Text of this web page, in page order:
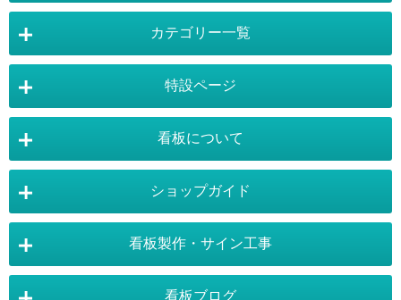
店舗詳細情報
運営会社 :株式会社トレード
〒454-0011 愛知県 名古屋市中川区山王4-5-10
TEL:052-265-7603 FAX:052-350-2662
お気軽にお問い合わせ下さい。
お問合せ
カテゴリー一覧
スタンド看板：オプション バナースタンド
自立看板 フロアサイン／路面表示
壁面看板
ポスターフレーム イーゼル
特設ページ
バナースタンド特設ページ 大型看板・突出看板特設ページ
イーゼルスタンド特設ページ ホワイトボード特設ページ
看板について
看板設置のきまり 看板の用語集
ショップガイド
看板製作・サイン工事
看板ブログ